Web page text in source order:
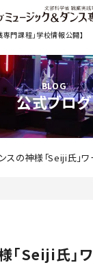
門課程」学校情報公開】
BLOG
公式ブログ
スの神様「Seiji氏」
「Seiji氏」